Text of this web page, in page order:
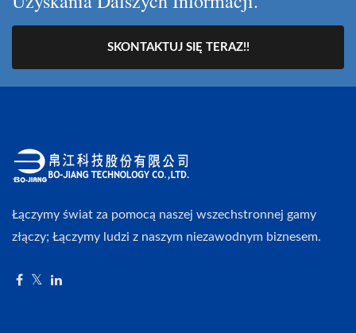
SKONTAKTUJ SIĘ TERAZ!!
Łączymy świat za pomocą naszej wszechstronnej gamy
złączy; Łączymy ludzi z naszym niezawodnym biznesem.